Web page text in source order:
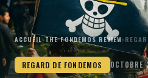
ACCUEIL›THE FONDEMOS REVIEW›
REGARD DE FONDEMOS